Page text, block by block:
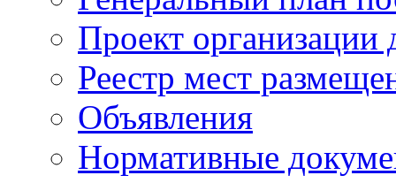
Проект
Реестр мест
Объявления
Нормативные